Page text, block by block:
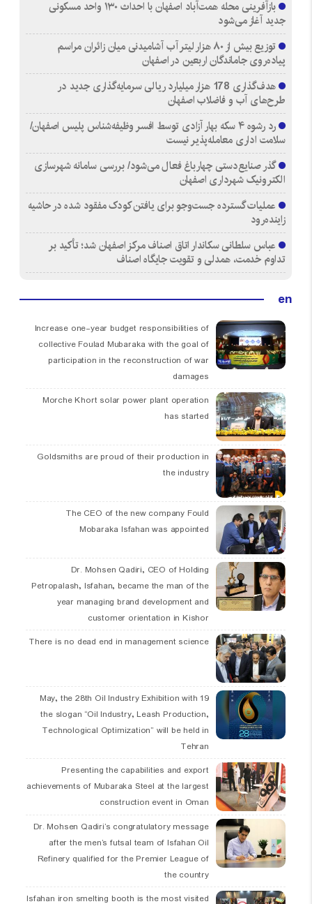
بازآفرینی محله همت‌آباد اصفهان با احداث ۱۳۰ واحد مسکونی
جدید آغاز می‌شود
توزیع بیش از ۸۰ هزار لیتر آب آشامیدنی میان زائران مراسم
پیاده‌روی جاماندگان اربعین در اصفهان
هدف‌گذاری 178 هزار میلیارد ریالی سرمایه‌گذاری جدید در
طرح‌های آب و فاضلاب اصفهان
رد رشوه ۴ سکه بهار آزادی توسط افسر وظیفه‌شناس پلیس اصفهان/
سلامت اداری معامله‌پذیر نیست
گذر صنایع‌دستی چهارباغ فعال می‌شود/ بررسی سامانه شهرسازی
الکترونیک شهرداری اصفهان
عملیات گسترده جست‌وجو برای یافتن کودک مفقود شده در حاشیه
زاینده‌رود
عباس سلطانی سکاندار اتاق اصناف مرکز اصفهان شد؛ تأکید بر
تداوم خدمت، همدلی و تقویت جایگاه اصناف
en
Increase one-year budget responsibilities of
collective Foulad Mubaraka with the goal of
participation in the reconstruction of war
damages
Morche Khort solar power plant operation
has started
Goldsmiths are proud of their production in
the industry
The CEO of the new company Fould
Mobaraka Isfahan was appointed
Dr. Mohsen Qadiri, CEO of Holding
Petropalash, Isfahan, became the man of the
year managing brand development and
customer orientation in Kishor
There is no dead end in management science
19 May, the 28th Oil Industry Exhibition with
the slogan “Oil Industry, Leash Production,
Technological Optimization” will be held in
Tehran
Presenting the capabilities and export
achievements of Mubaraka Steel at the largest
construction event in Oman
Dr. Mohsen Qadiri’s congratulatory message
after the men’s futsal team of Isfahan Oil
Refinery qualified for the Premier League of
the country
Isfahan iron smelting booth is the most visited